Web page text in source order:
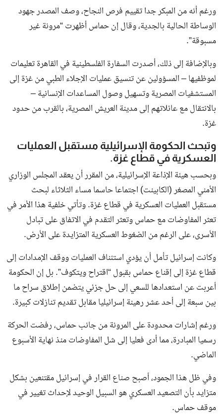
ورغم أنه من المبكر جدا تقييم فرص النجاح، وصف المصدر جهود
الوساطة الحالية بالجدية، وقال إن حماس أظهرت “مرونة غير
مسبوقة”.
وبالإضافة إلى ذلك، أصدرت السفارة الفلسطينية في القاهرة تعليمات
لموظفيها – المسؤولين عن تنسيق عمليات الإجلاء الطبي من غزة إلى
المستشفيات المصرية وتسهيل وصول المساعدات الإنسانية –
بالانتقال مع عائلاتهم إلى مدينة العريش المصرية، بالقرب من حدود
غزة.
وتبحث الحكومة الإسرائيلية مستقبل العمليات
العسكرية في قطاع غزة.
وبحسب هيئة الإذاعة الإسرائيلية، من المقرر أن يعقد المجلس الوزاري
الأمني المصغر (الكابينت) اجتماعا حاسما مساء الثلاثاء لبحث
مستقبل العمليات العسكرية في قطاع غزة. وتأتي خلفية هذا الأمر في
تعثر المفاوضات مع حماس وتعثر التقدم في الاتفاق على تبادل
الأسرى، على الرغم من الضغوط العسكرية المتزايدة على الأرض.
وكانت إسرائيل تأمل أن يؤدي استئناف العمليات ووقف الإمدادات إلى
قطاع غزة إلى إقناع حماس بقبول “اقتراح ويتكوف”. بل إن الحكومة
أعربت عن استعدادها للسعي إلى حل جزئي يتضمن إطلاق سراح ما
بين سبعة إلى أحد عشر رهينة إسرائيليا مقابل تقديم تنازلات كبيرة.
ورغم إشارات محدودة على المرونة من جانب حماس، رفضت الحركة
رسميا المبادرة، مما أدى فعليا إلى شل المفاوضات منذ نهاية الأسبوع
الماضي.
وفي ظل هذا الجمود، أصبح صناع القرار في إسرائيل مقتنعين بشكل
متزايد بأن التصعيد العسكري هو السبيل الوحيد لإحداث تغيير في
موقف حماس.